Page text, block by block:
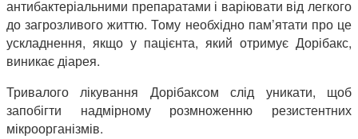
антибактеріальними препаратами і варіювати від легкого
до загрозливого життю. Тому необхідно пам’ятати про це
ускладнення, якщо у пацієнта, який отримує Дорібакс,
виникає діарея.
Тривалого лікування Дорібаксом слід уникати, щоб
запобігти надмірному розмноженню резистентних
мікроорганізмів.